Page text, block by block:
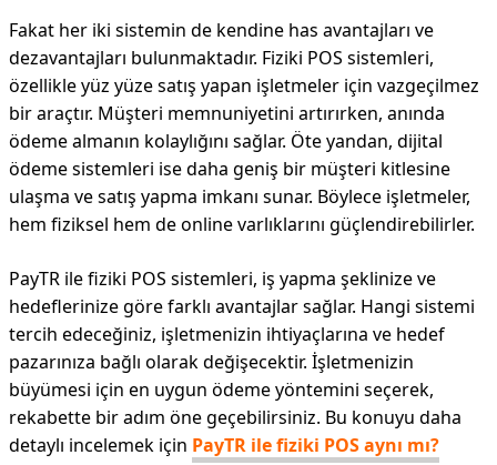
Fakat her iki sistemin de kendine has avantajları ve
dezavantajları bulunmaktadır. Fiziki POS sistemleri,
özellikle yüz yüze satış yapan işletmeler için vazgeçilmez
bir araçtır. Müşteri memnuniyetini artırırken, anında
ödeme almanın kolaylığını sağlar. Öte yandan, dijital
ödeme sistemleri ise daha geniş bir müşteri kitlesine
ulaşma ve satış yapma imkanı sunar. Böylece işletmeler,
hem fiziksel hem de online varlıklarını güçlendirebilirler.
PayTR ile fiziki POS sistemleri, iş yapma şeklinize ve
hedeflerinize göre farklı avantajlar sağlar. Hangi sistemi
tercih edeceğiniz, işletmenizin ihtiyaçlarına ve hedef
pazarınıza bağlı olarak değişecektir. İşletmenizin
büyümesi için en uygun ödeme yöntemini seçerek,
rekabette bir adım öne geçebilirsiniz. Bu konuyu daha
detaylı incelemek için PayTR ile fiziki POS aynı mı?